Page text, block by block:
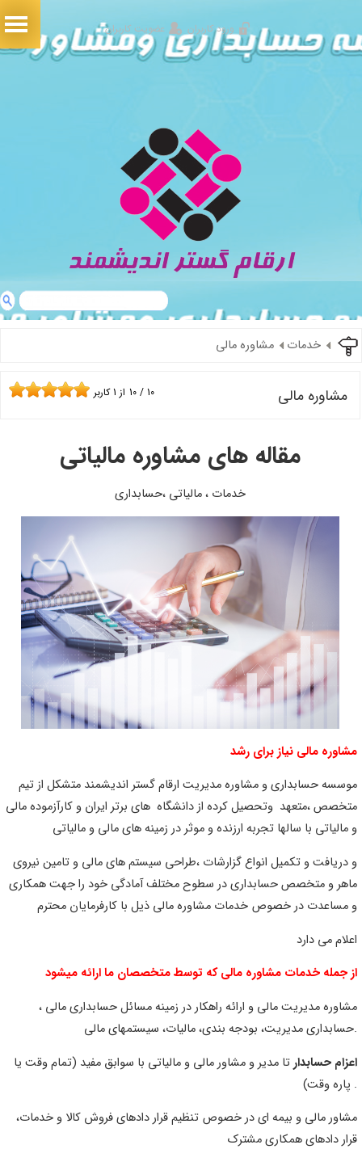
ورود کاربران عضویت کاربران
خدمات مشاوره مالی
مشاوره مالی 10 / از 1کاربر
مقاله های مشاوره مالیاتی
خدمات ، مالیاتی ،حسابداری
مالی نیاز برای رشد
حسابداری و مشاوره مدیریت ارقام گستر اندیشمند متشکل از تیم
،متعهد وتحصیل کرده از دانشگاه های برتر ایران و کارآزموده مالی
مالیاتی با سالها تجربه ارزنده و موثر در زمینه های مالی و مالیاتی
دریافت و تکمیل انواع گزارشات ،طراحی سیستم های مالی و تامین نیروی
و متخصص حسابداری در سطوح مختلف آمادگی خود را جهت همکاری
مساعدت در خصوص خدمات مشاوره مالی ذیل با کارفرمایان محترم
می دارد
جمله خدمات مشاوره مالی که توسط متخصصان ما ارائه میشود
مدیریت مالی و ارائه راهکار در زمینه مسائل حسابداری مالی ،
حسابدارتا مدیر و مشاور مالی و مالیاتی با سوابق مفید (تمام وقت یا
مالی و بیمه ای در خصوص تنظیم قرار دادهای فروش کالا و خدمات،
دادهای همکاری مشترک